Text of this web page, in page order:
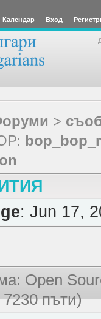
Календар Вход
>
: Jun 17,
Open
пъти)